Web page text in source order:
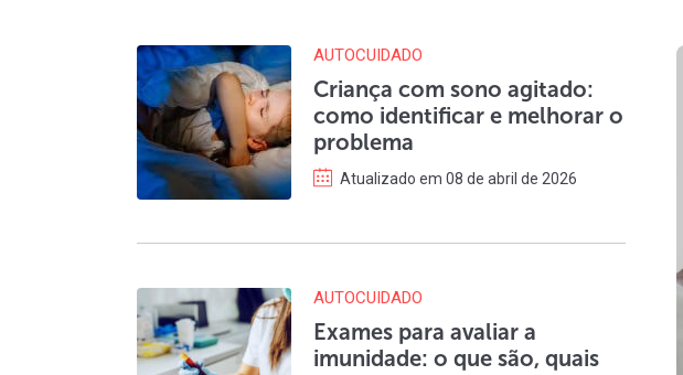
AUTOCUIDADO
Criança com sono agitado:
como identificar e melhorar o
problema
Atualizado em 08 de abril de 2026
AUTOCUIDADO
Exames para avaliar a
imunidade: o que são, quais